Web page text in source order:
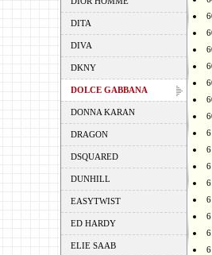
DITA
DIVA
DKNY
DOLCE GABBANA
DONNA KARAN
DRAGON
DSQUARED
DUNHILL
EASYTWIST
ED HARDY
ELIE SAAB